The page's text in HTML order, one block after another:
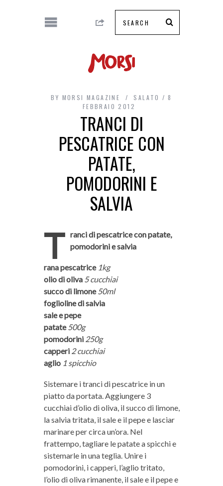
BY MORSI MAGAZINE SALATO
8
FEBBRAIO 2012
TRANCI DI
PESCATRICE CON
PATATE,
POMODORINI E
SALVIA
T
ranci di pescatrice con patate,
pomodorini e salvia
rana pescatrice 1kg
olio di oliva 5 cucchiai
succo di limone 50ml
foglioline di salvia
sale e pepe
patate 500g
pomodorini 250g
capperi 2 cucchiai
aglio 1 spicchio
Sistemare i tranci di pescatrice in un
piatto da portata. Aggiungere 3
cucchiai d’olio di oliva, il succo di limone,
la salvia tritata, il sale e il pepe e lasciar
marinare per circa un’ora. Nel
frattempo, tagliare le patate a spicchi e
sistemarle in una teglia. Unire i
pomodorini, i capperi, l’aglio tritato,
l’olio di oliva rimanente, il sale e il pepe e